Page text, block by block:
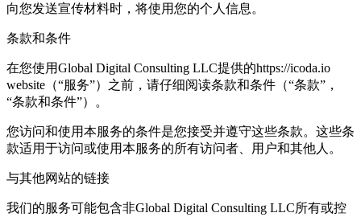
向您发送宣传材料时，将使用您的个人信息。
条款和条件
在您使用Global Digital Consulting LLC提供的https://icoda.io
website（“服务”）之前，请仔细阅读条款和条件（“条款”，
“条款和条件”）。
您访问和使用本服务的条件是您接受并遵守这些条款。这些条
款适用于访问或使用本服务的所有访问者、用户和其他人。
与其他网站的链接
我们的服务可能包含非Global Digital Consulting LLC所有或控